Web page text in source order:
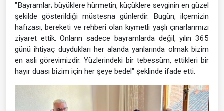
"Bayramlar; büyüklere hürmetin, küçüklere sevginin en güzel
şekilde gösterildiği müstesna günlerdir. Bugün, ilçemizin
hafızası, bereketi ve rehberi olan kıymetli yaşlı çınarlarımızı
ziyaret ettik. Onların sadece bayramlarda değil, yılın 365
günü ihtiyaç duydukları her alanda yanlarında olmak bizim
en asli görevimizdir. Yüzlerindeki bir tebessüm, ettikleri bir
hayır duası bizim için her şeye bedel" şeklinde ifade etti.